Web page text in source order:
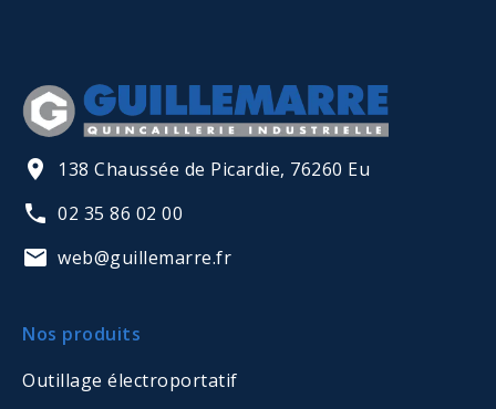
138 Chaussée de Picardie, 76260 Eu
02 35 86 02 00
web@guillemarre.fr
Nos produits
Outillage électroportatif